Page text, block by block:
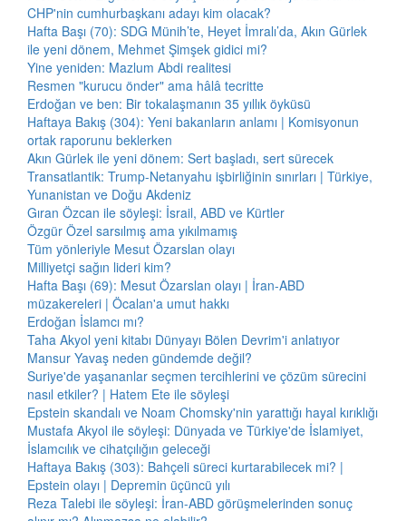
CHP'nin cumhurbaşkanı adayı kim olacak?
Hafta Başı (70): SDG Münih’te, Heyet İmralı’da, Akın Gürlek
ile yeni dönem, Mehmet Şimşek gidici mi?
Yine yeniden: Mazlum Abdi realitesi
Resmen "kurucu önder" ama hâlâ tecritte
Erdoğan ve ben: Bir tokalaşmanın 35 yıllık öyküsü
Haftaya Bakış (304): Yeni bakanların anlamı | Komisyonun
ortak raporunu beklerken
Akın Gürlek ile yeni dönem: Sert başladı, sert sürecek
Transatlantik: Trump-Netanyahu işbirliğinin sınırları | Türkiye,
Yunanistan ve Doğu Akdeniz
Gıran Özcan ile söyleşi: İsrail, ABD ve Kürtler
Özgür Özel sarsılmış ama yıkılmamış
Tüm yönleriyle Mesut Özarslan olayı
Milliyetçi sağın lideri kim?
Hafta Başı (69): Mesut Özarslan olayı | İran-ABD
müzakereleri | Öcalan'a umut hakkı
Erdoğan İslamcı mı?
Taha Akyol yeni kitabı Dünyayı Bölen Devrim'i anlatıyor
Mansur Yavaş neden gündemde değil?
Suriye'de yaşananlar seçmen tercihlerini ve çözüm sürecini
nasıl etkiler? | Hatem Ete ile söyleşi
Epstein skandalı ve Noam Chomsky'nin yarattığı hayal kırıklığı
Mustafa Akyol ile söyleşi: Dünyada ve Türkiye'de İslamiyet,
İslamcılık ve cihatçılığın geleceği
Haftaya Bakış (303): Bahçeli süreci kurtarabilecek mi? |
Epstein olayı | Depremin üçüncü yılı
Reza Talebi ile söyleşi: İran-ABD görüşmelerinden sonuç